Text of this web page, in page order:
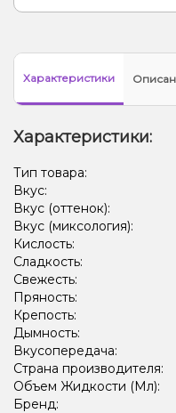
Характеристики
Характеристики:
Тип товара:
Вкус:
Вкус (оттенок):
Вкус (миксология):
Кислость:
Сладкость:
Свежесть:
Пряность:
Крепость:
Дымность:
Вкусопередача:
Страна производителя:
Объем Жидкости (Мл):
Бренд: